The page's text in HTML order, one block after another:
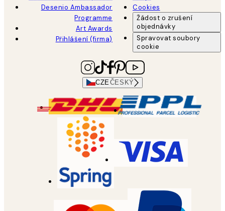
Desenio Ambassador
Programme
Art Awards
Přihlášení (firma)
Cookies
Žádost o zrušení
objednávky
Spravovat soubory
cookie
CZEČESKÝ